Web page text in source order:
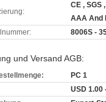
CE , SGS
AAA And
8006S -
und Versand AGB:
PC 1
USD 1.00